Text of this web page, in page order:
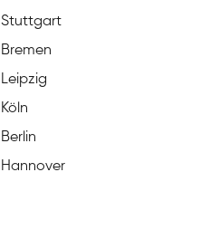
Stuttgart
Bremen
Leipzig
Köln
Berlin
Hannover